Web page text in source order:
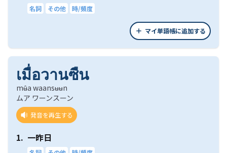
名詞 その他 時/頻度
マイ単語帳に追加する
เมื่อวานซืน
mʉ̂a waansʉʉn
ムア ワーンスーン
発音を再生する
1. 一昨日